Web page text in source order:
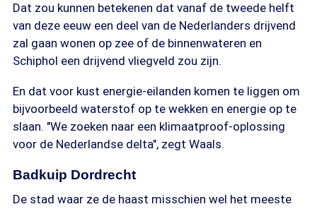
Dat zou kunnen betekenen dat vanaf de tweede helft
van deze eeuw een deel van de Nederlanders drijvend
zal gaan wonen op zee of de binnenwateren en
Schiphol een drijvend vliegveld zou zijn.
En dat voor kust energie-eilanden komen te liggen om
bijvoorbeeld waterstof op te wekken en energie op te
slaan. "We zoeken naar een klimaatproof-oplossing
voor de Nederlandse delta", zegt Waals.
Badkuip Dordrecht
De stad waar ze de haast misschien wel het meeste